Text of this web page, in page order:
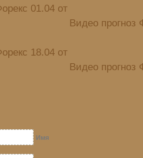
Видео прогноз
Видео прогноз
Имя